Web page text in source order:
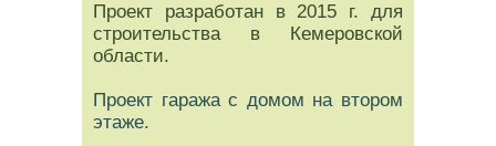
Проект разработан в 2015 г. для
строительства в Кемеровской
области.
Проект гаража с домом на втором
этаже.